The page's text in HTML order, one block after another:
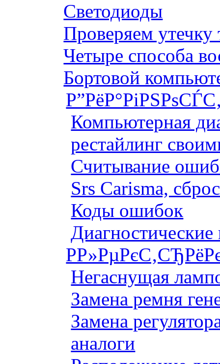
Светодиоды
Проверяем утечку
Четыре способа
Бортовой
Компьютерная
рестайлинг
Считывание
Srs Carisma,
Коды ошибок
Негаснущая
Замена ремня
Замена
аналоги